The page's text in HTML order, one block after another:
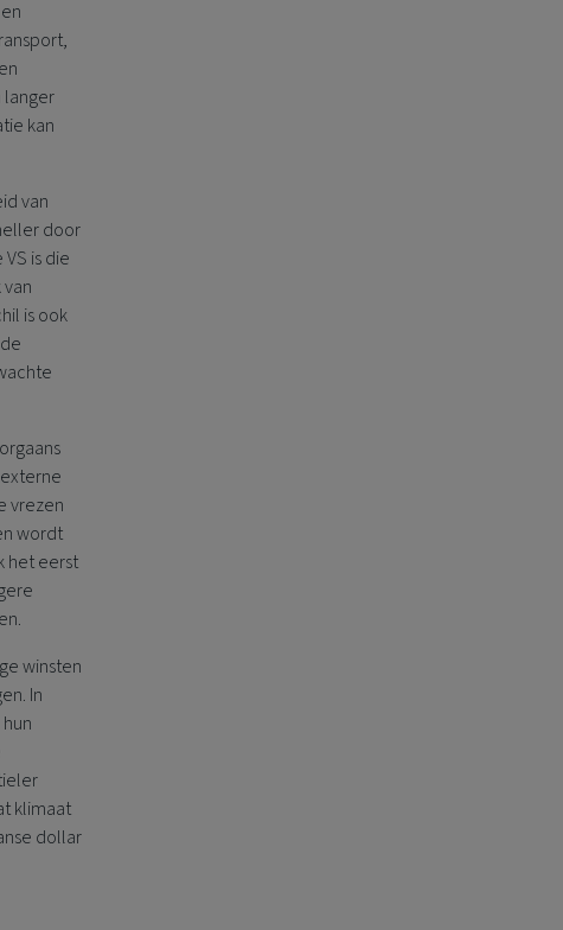
kan
van
door
is die
is ook
vrezen
wordt
het eerst
winsten
In
klimaat
dollar